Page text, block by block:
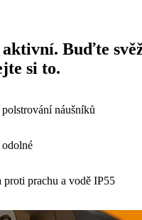
aktivní. Buďte
si to.
polstrování náušníků
proti prachu a vodě IP55